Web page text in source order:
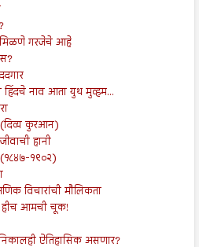
मिळणे गरजेचे आहे
नाव आता युथ मुव्हम...
(दिव्य कुरआन)
हानी
१९०२)
विचारांची मौलिकता
हीच आमची चूक!
ऐतिहासिक असणार?